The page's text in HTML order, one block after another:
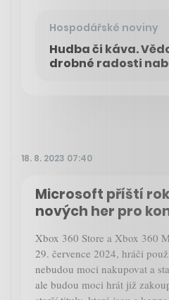
Hospodářské noviny
Hudba či káva.
drobné radosti
18. 8. 2023 07:40
Microsoft příští
nových her pro
Xbox 360 Store a Xbox 360
29. července 2024, hráči
nebudou moci nakupovat a
ale budou moci hrát již